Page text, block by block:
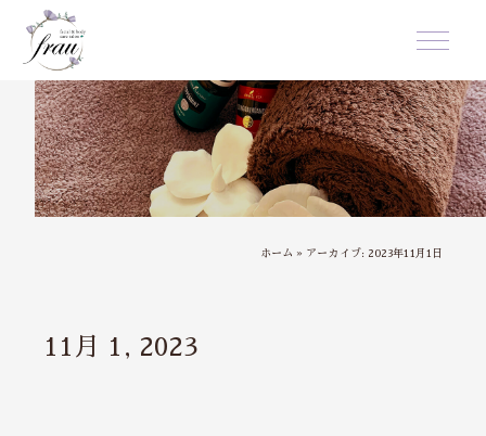
ホーム » アーカイブ: 2023年11月1日
11月 1, 2023